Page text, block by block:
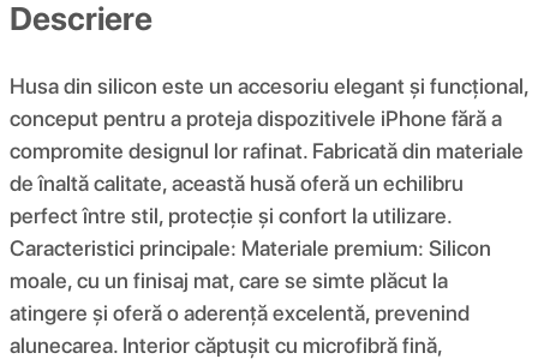
Descriere
Husa din silicon este un accesoriu elegant și funcțional,
conceput pentru a proteja dispozitivele iPhone fără a
compromite designul lor rafinat. Fabricată din materiale
de înaltă calitate, această husă oferă un echilibru
perfect între stil, protecție și confort la utilizare.
Caracteristici principale: Materiale premium: Silicon
moale, cu un finisaj mat, care se simte plăcut la
atingere și oferă o aderență excelentă, prevenind
alunecarea. Interior căptușit cu microfibră fină,